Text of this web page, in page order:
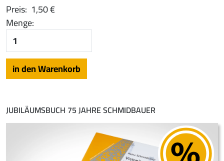
Preis: 1,50 €
Menge:
JUBILÄUMSBUCH 75 JAHRE SCHMIDBAUER